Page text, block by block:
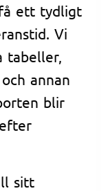
ett tydligt
Vi
tabeller,
annan
blir
sitt